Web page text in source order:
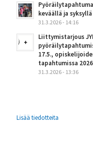
keväällä ja syksyllä
31.3.2026 - 14:16
Liittymistarjous
17.5.,
tapahtumissa 2026
31.3.2026 - 13:36
Lisää tiedotteita